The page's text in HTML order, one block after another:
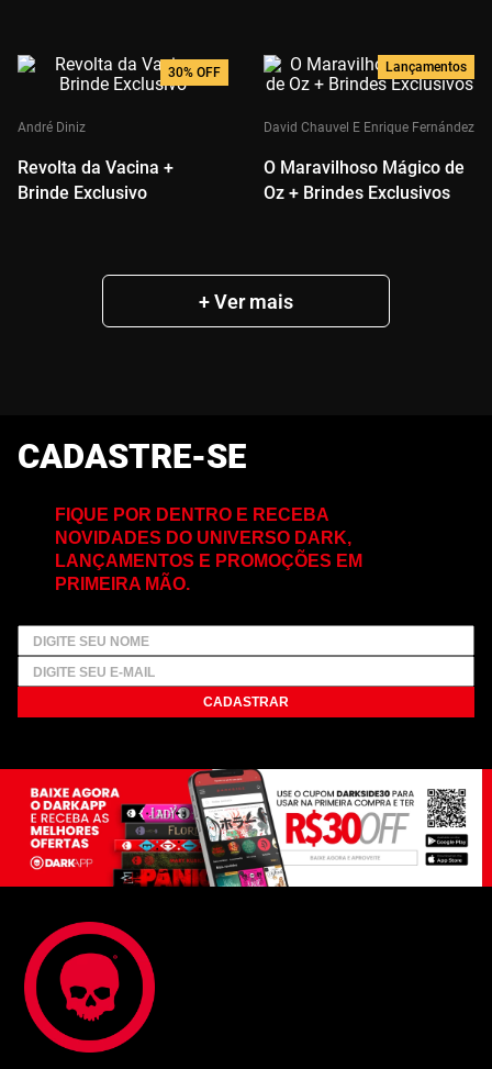
André Diniz
Revolta da Vacina +
Brinde Exclusivo
30% OFF
David Chauvel E Enrique Fernández
O Maravilhoso Mágico de
Oz + Brindes Exclusivos
Lançamentos
CADASTRE-SE
FIQUE POR DENTRO E RECEBA
NOVIDADES DO UNIVERSO DARK,
LANÇAMENTOS E PROMOÇÕES EM
PRIMEIRA MÃO.
CADASTRAR